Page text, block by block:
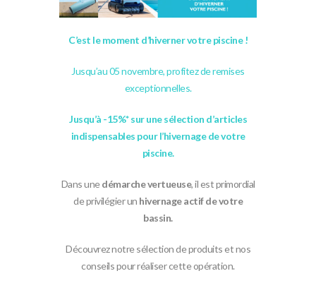
C’est le moment d’hiverner votre piscine !
Jusqu’au 05 novembre, profitez de remises
exceptionnelles.
Jusqu’à -15%* sur une sélection d’articles
indispensables pour l’hivernage de votre
piscine.
Dans unedémarche vertueuse, il est primordial
de privilégier un hivernage actif de votre
bassin.
Découvrez notre sélection de produits et nos
conseils pour réaliser cette opération.